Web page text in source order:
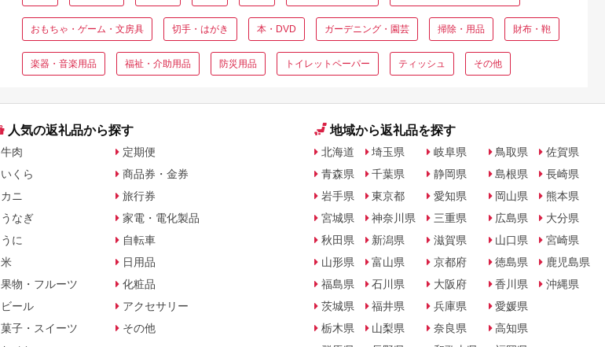
おもちゃ・ゲーム・文房具 切手・はがき 本・DVD ガーデニング・園芸 掃除・用品 財布・鞄
楽器・音楽用品 福祉・介助用品 防災用品 トイレットペーパー ティッシュ その他
人気の返礼品から探す
牛肉
いくら
カニ
うなぎ
うに
米
果物・フルーツ
ビール
菓子・スイーツ
定期便
商品券・金券
旅行券
家電・電化製品
自転車
日用品
化粧品
アクセサリー
その他
地域から返礼品を探す
北海道
青森県
岩手県
宮城県
秋田県
山形県
福島県
茨城県
栃木県
埼玉県
千葉県
東京都
神奈川県
新潟県
富山県
石川県
福井県
山梨県
岐阜県
静岡県
愛知県
三重県
滋賀県
京都府
大阪府
兵庫県
奈良県
鳥取県
島根県
岡山県
広島県
山口県
徳島県
香川県
愛媛県
高知県
佐賀県
長崎県
熊本県
大分県
宮崎県
鹿児島県
沖縄県